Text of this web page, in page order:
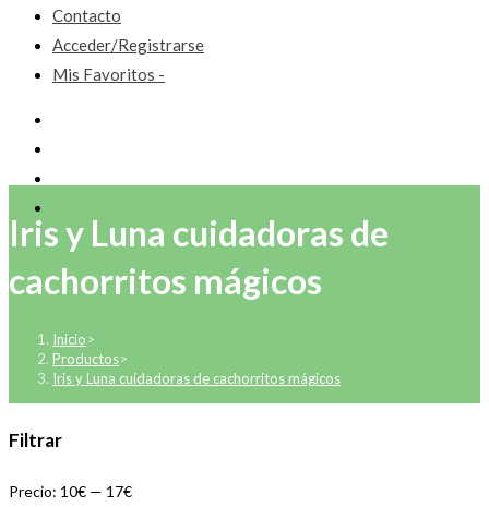
Contacto
Acceder/Registrarse
Mis Favoritos -
Iris y Luna cuidadoras de
cachorritos mágicos
Inicio>
Productos>
Iris y Luna cuidadoras de cachorritos mágicos
Filtrar
Precio: 10€ — 17€